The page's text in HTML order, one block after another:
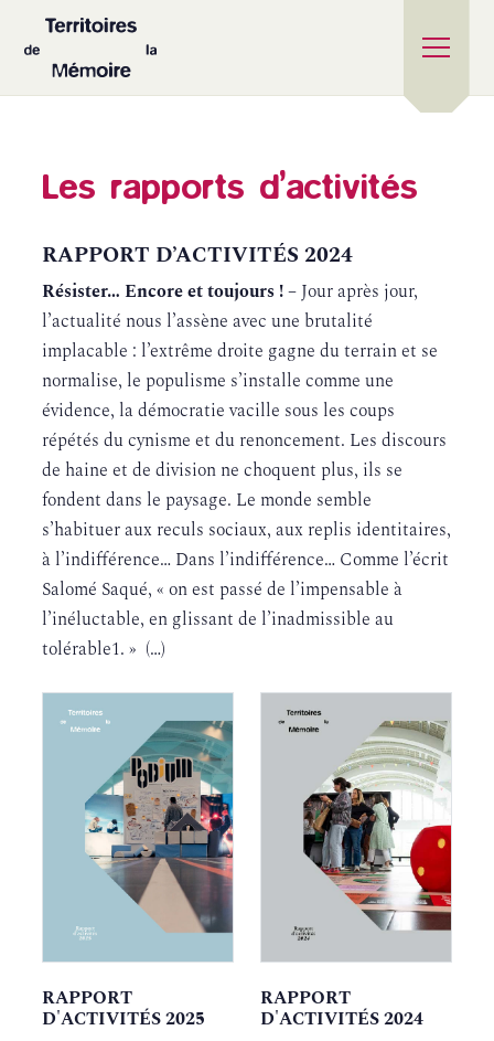
Les rapports d’activités
RAPPORT D’ACTIVITÉS 2024
Résister… Encore et toujours ! – Jour après jour,
l’actualité nous l’assène avec une brutalité
implacable : l’extrême droite gagne du terrain et se
normalise, le populisme s’installe comme une
évidence, la démocratie vacille sous les coups
répétés du cynisme et du renoncement. Les discours
de haine et de division ne choquent plus, ils se
fondent dans le paysage. Le monde semble
s’habituer aux reculs sociaux, aux replis identitaires,
à l’indifférence… Dans l’indifférence… Comme l’écrit
Salomé Saqué, « on est passé de l’impensable à
l’inéluctable, en glissant de l’inadmissible au
tolérable1. » (…)
RAPPORT
D'ACTIVITÉS 2025
RAPPORT
D'ACTIVITÉS 2024